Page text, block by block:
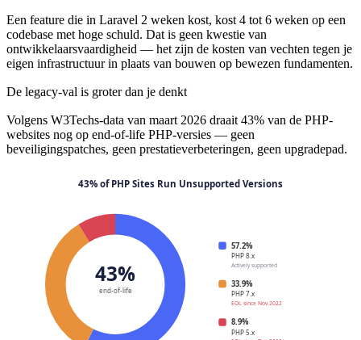
Een feature die in Laravel 2 weken kost, kost 4 tot 6 weken op een
codebase met hoge schuld. Dat is geen kwestie van
ontwikkelaarsvaardigheid — het zijn de kosten van vechten tegen je
eigen infrastructuur in plaats van bouwen op bewezen fundamenten.
De legacy-val is groter dan je denkt
Volgens W3Techs-data van maart 2026 draait 43% van de PHP-
websites nog op end-of-life PHP-versies — geen
beveiligingspatches, geen prestatieverbeteringen, geen upgradepad.